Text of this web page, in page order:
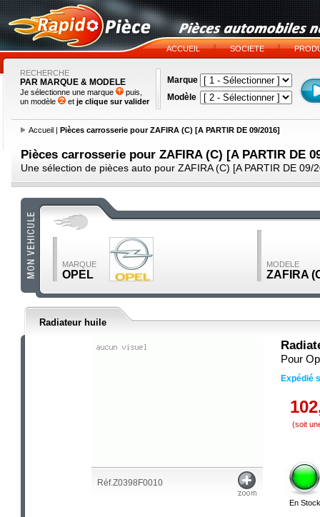
ACCUEIL SOCIETE
RECHERCHE
PAR MARQUE & MODELE
Je sélectionne une marque
puis,
un modèle
et je clique sur valider
Marque
Modèle
Accueil | Pièces carrosserie pour ZAFIRA (C) [A PARTIR DE 09/2016]
Pièces carrosserie pour ZAFIRA (C) [A PARTIR DE
Une sélection de pièces auto pour ZAFIRA (C) [A PARTIR DE 09/
MARQUE
OPEL
MODELE
ZAFIRA
Radiateur huile
Réf.Z0398F0010
Pour
Expédié
(soit
En Stock